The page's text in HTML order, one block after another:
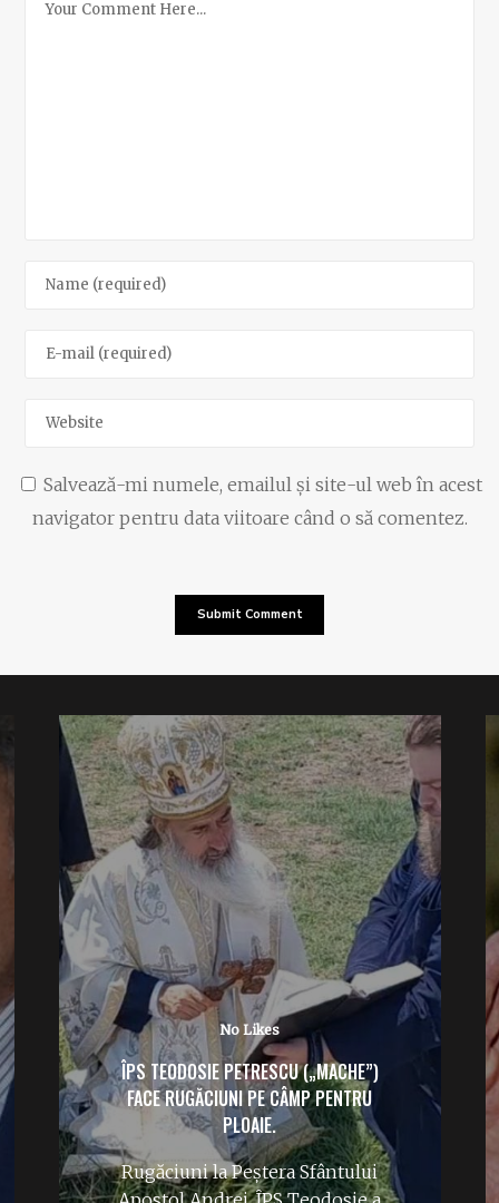
Salvează-mi numele, emailul și site-ul web în acest
navigator pentru data viitoare când o să comentez.
No Likes
ÎPS TEODOSIE PETRESCU („MACHE”)
FACE RUGĂCIUNI PE CÂMP PENTRU
PLOAIE.
Rugăciuni la Peștera Sfântului